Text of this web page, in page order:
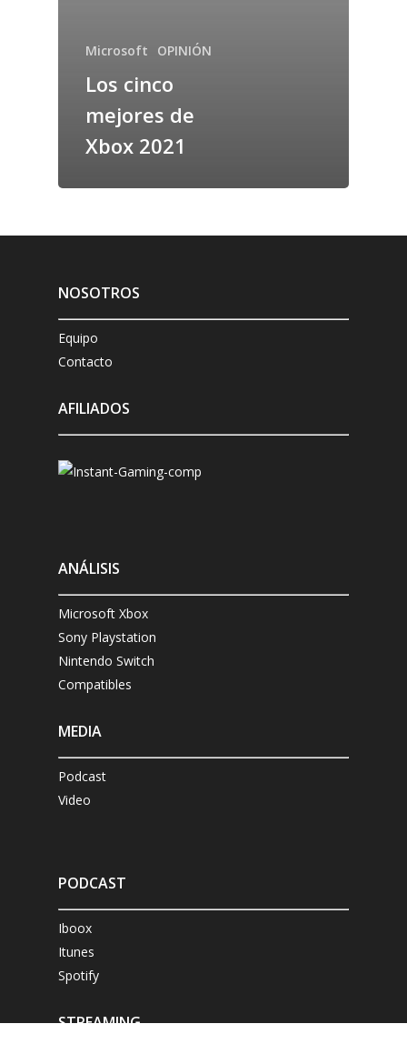
Microsoft OPINIÓN
Los cinco
mejores de
Xbox 2021
NOSOTROS
Equipo
Contacto
AFILIADOS
ANÁLISIS
Microsoft Xbox
Sony Playstation
Nintendo Switch
Compatibles
MEDIA
Podcast
Video
PODCAST
Iboox
Itunes
Spotify
STREAMING